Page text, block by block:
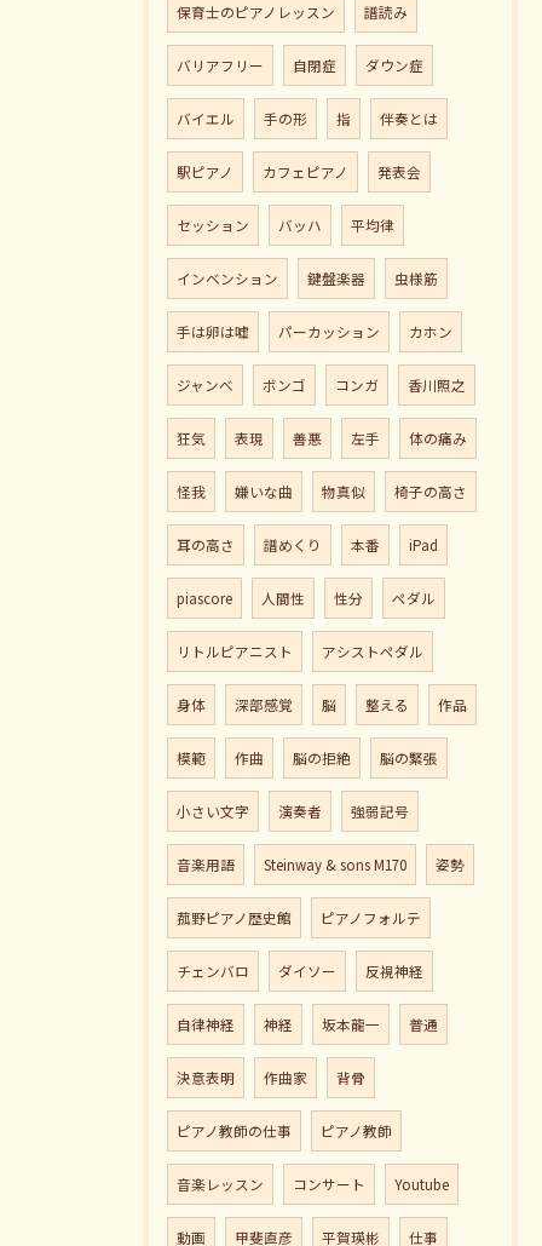
保育士のピアノレッスン 譜読み
バリアフリー 自閉症 ダウン症
バイエル 手の形 指 伴奏とは
駅ピアノ カフェピアノ 発表会
セッション バッハ 平均律
インベンション 鍵盤楽器 虫様筋
手は卵は嘘 パーカッション カホン
ジャンべ ボンゴ コンガ 香川照之
狂気 表現 善悪 左手 体の痛み
怪我 嫌いな曲 物真似 椅子の高さ
耳の高さ 譜めくり 本番 iPad
piascore 人間性 性分 ペダル
リトルピアニスト アシストペダル
身体 深部感覚 脳 整える 作品
模範 作曲 脳の拒絶 脳の緊張
小さい文字 演奏者 強弱記号
音楽用語 Steinway & sons M170 姿勢
菰野ピアノ歴史館 ピアノフォルテ
チェンバロ ダイソー 反視神経
自律神経 神経 坂本龍一 普通
決意表明 作曲家 背骨
ピアノ教師の仕事 ピアノ教師
音楽レッスン コンサート Youtube
動画 甲斐直彦 平賀瑛彬 仕事